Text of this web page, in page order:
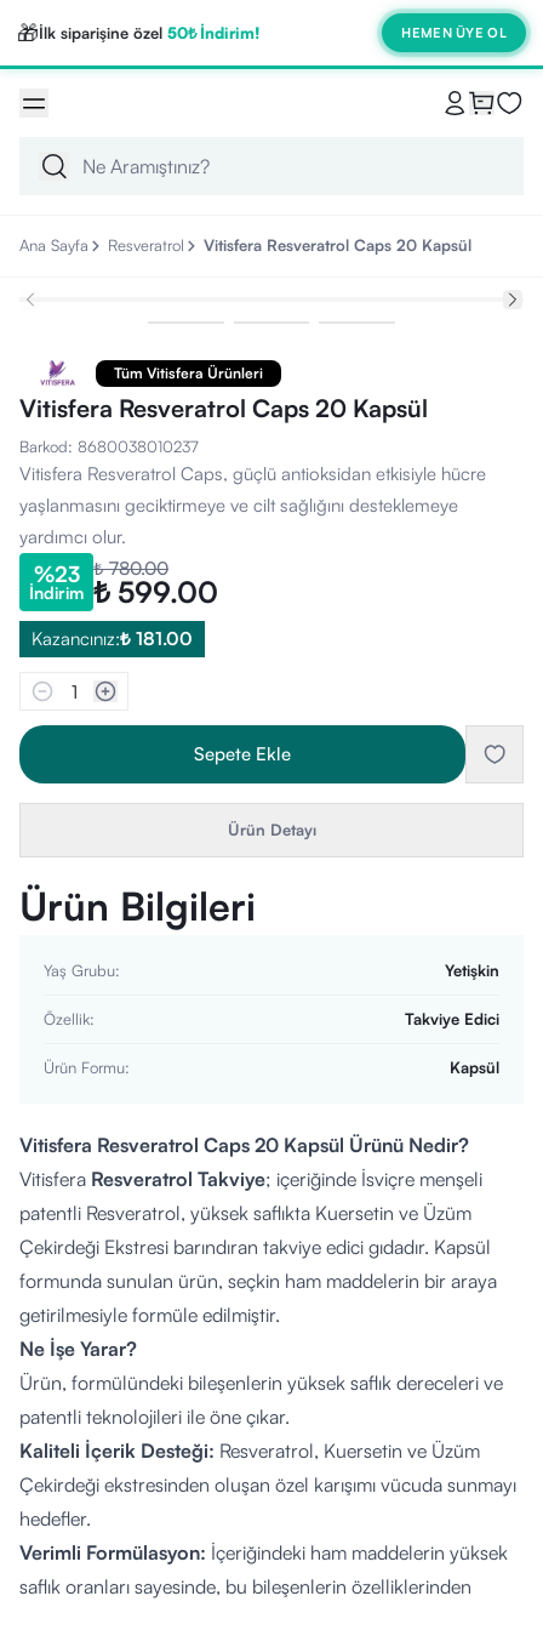
🎁İlk siparişine özel 50₺ İndirim! HEMEN ÜYE OL
Ana Sayfa Resveratrol Vitisfera Resveratrol Caps 20 Kapsül
Tüm Vitisfera Ürünleri
Vitisfera Resveratrol Caps 20 Kapsül
Barkod: 8680038010237
Vitisfera Resveratrol Caps, güçlü antioksidan etkisiyle hücre
yaşlanmasını geciktirmeye ve cilt sağlığını desteklemeye
yardımcı olur.
%23
İndirim
₺ 780.00
₺ 599.00
Kazancınız:₺ 181.00
1
Sepete Ekle
Ürün Detayı
Ürün Bilgileri
Yaş Grubu: Yetişkin
Özellik: Takviye Edici
Ürün Formu: Kapsül
Vitisfera Resveratrol Caps 20 Kapsül Ürünü Nedir?
Vitisfera Resveratrol Takviye; içeriğinde İsviçre menşeli
patentli Resveratrol, yüksek saflıkta Kuersetin ve Üzüm
Çekirdeği Ekstresi barındıran takviye edici gıdadır. Kapsül
formunda sunulan ürün, seçkin ham maddelerin bir araya
getirilmesiyle formüle edilmiştir.
Ne İşe Yarar?
Ürün, formülündeki bileşenlerin yüksek saflık dereceleri ve
patentli teknolojileri ile öne çıkar.
Kaliteli İçerik Desteği: Resveratrol, Kuersetin ve Üzüm
Çekirdeği ekstresinden oluşan özel karışımı vücuda sunmayı
hedefler.
Verimli Formülasyon: İçeriğindeki ham maddelerin yüksek
saflık oranları sayesinde, bu bileşenlerin özelliklerinden